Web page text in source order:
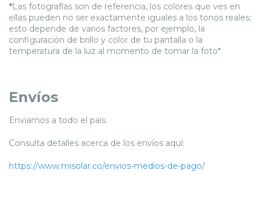
*Las fotografías son de referencia, los colores que ves en
ellas pueden no ser exactamente iguales a los tonos reales;
esto depende de varios factores, por ejemplo, la
configuración de brillo y color de tu pantalla o la
temperatura de la luz al momento de tomar la foto*
Envíos
Enviamos a todo el país.
Consulta detalles acerca de los envíos aquí:
https://www.misolar.co/envios-medios-de-pago/